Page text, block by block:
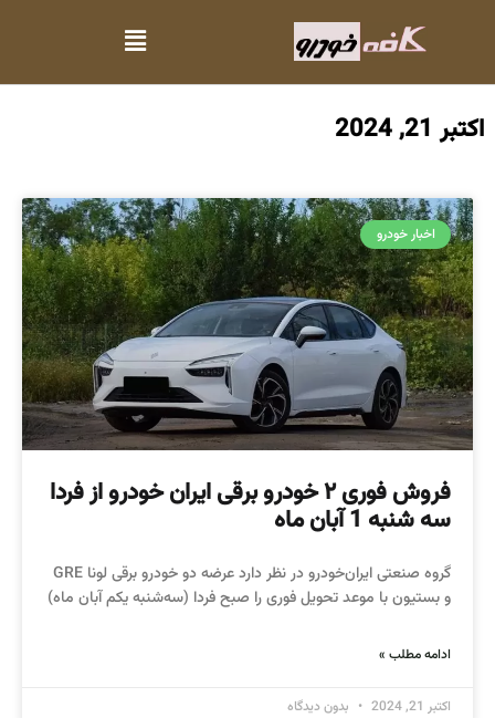
اکتبر 21, 2024
اخبار خودرو
فروش فوری ۲ خودرو برقی ایران خودرو از فردا
سه شنبه 1 آبان ماه
گروه صنعتی ایران‌خودرو در نظر دارد عرضه دو خودرو برقی لونا GRE
و بستیون با موعد تحویل فوری را صبح فردا (سه‌شنبه یکم آبان ماه)
ادامه مطلب »
اکتبر 21, 2024 بدون دیدگاه